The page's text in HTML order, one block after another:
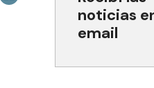
noticias
email